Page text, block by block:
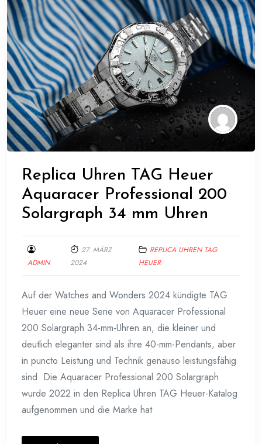
Replica Uhren TAG Heuer
Aquaracer Professional 200
Solargraph 34 mm Uhren
ADMIN
27. MÄRZ
2024
REPLICA UHREN TAG
HEUER
Auf der Watches and Wonders 2024 kündigte TAG
Heuer eine neue Serie von Aquaracer Professional
200 Solargraph 34-mm-Uhren an, die kleiner und
deutlich eleganter sind als ihre 40-mm-Pendants, aber
in puncto Leistung und Technik genauso leistungsfähig
sind. Die Aquaracer Professional 200 Solargraph
wurde 2022 in den Replica Uhren TAG Heuer-Katalog
aufgenommen und die Marke hat